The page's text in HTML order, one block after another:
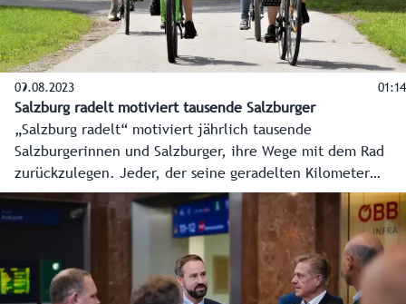
09.08.2023 01:14
Salzburg radelt motiviert tausende Salzburger
„Salzburg radelt“ motiviert jährlich tausende
Salzburgerinnen und Salzburger, ihre Wege mit dem Rad
zurückzulegen. Jeder, der seine geradelten Kilometer
unter salzburg.radelt.at oder über die dazugehörige App
einträgt, macht automatisch bei zahlreichen
Gewinnspielen mit. Zudem ist es gut für die Gesundheit
und spart CO2 ein.